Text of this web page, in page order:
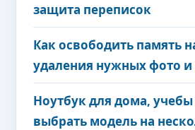
защита переписок
Как освободить память
удаления нужных фото и
Ноутбук для дома,
выбрать модель на